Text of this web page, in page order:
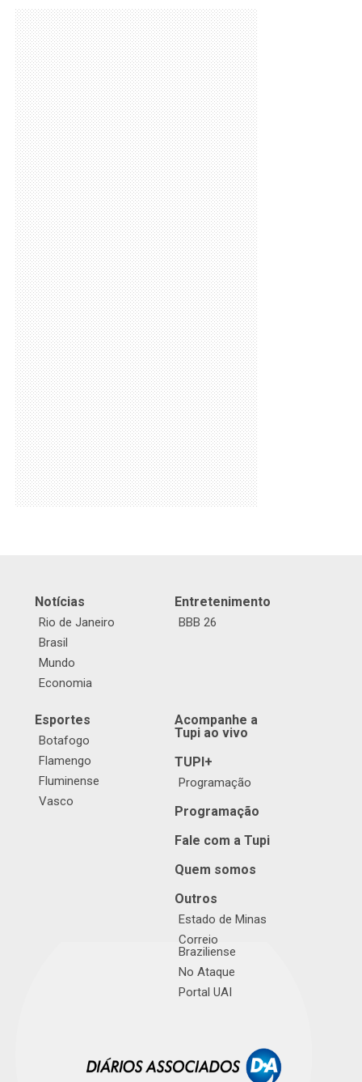
Notícias
Rio de Janeiro
Brasil
Mundo
Economia
Entretenimento
BBB 26
Esportes
Botafogo
Flamengo
Fluminense
Vasco
Acompanhe a
Tupi ao vivo
TUPI+
Programação
Programação
Fale com a Tupi
Quem somos
Outros
Estado de Minas
Correio
Braziliense
No Ataque
Portal UAI